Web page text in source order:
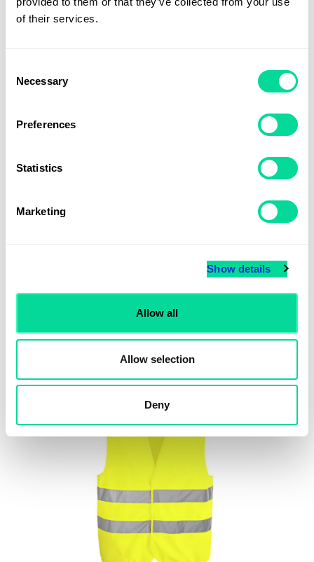
of their services.
Selection
Necessary
Preferences
Statistics
Marketing
Show details
Allow all
Allow selection
Deny
85kr
Voky Rekommenderar